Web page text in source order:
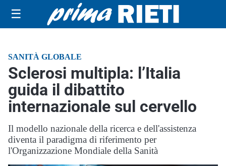
☰
SANITÀ GLOBALE
Sclerosi multipla: l’Italia
guida il dibattito
internazionale sul cervello
Il modello nazionale della ricerca e dell'assistenza
diventa il paradigma di riferimento per
l'Organizzazione Mondiale della Sanità